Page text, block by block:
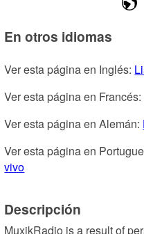
En otros idiomas
Ver esta página en Inglés:
Ver esta página en Francés:
Ver esta página en Alemán:
Ver esta página en
vivo
Descripción
MuxikRadio is a result of